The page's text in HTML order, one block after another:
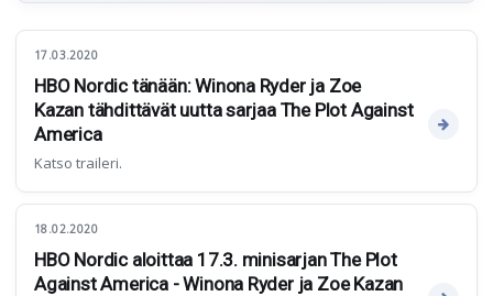
17.03.2020
HBO Nordic tänään: Winona Ryder ja Zoe
Kazan tähdittävät uutta sarjaa The Plot Against
America
Katso traileri.
18.02.2020
HBO Nordic aloittaa 17.3. minisarjan The Plot
Against America - Winona Ryder ja Zoe Kazan